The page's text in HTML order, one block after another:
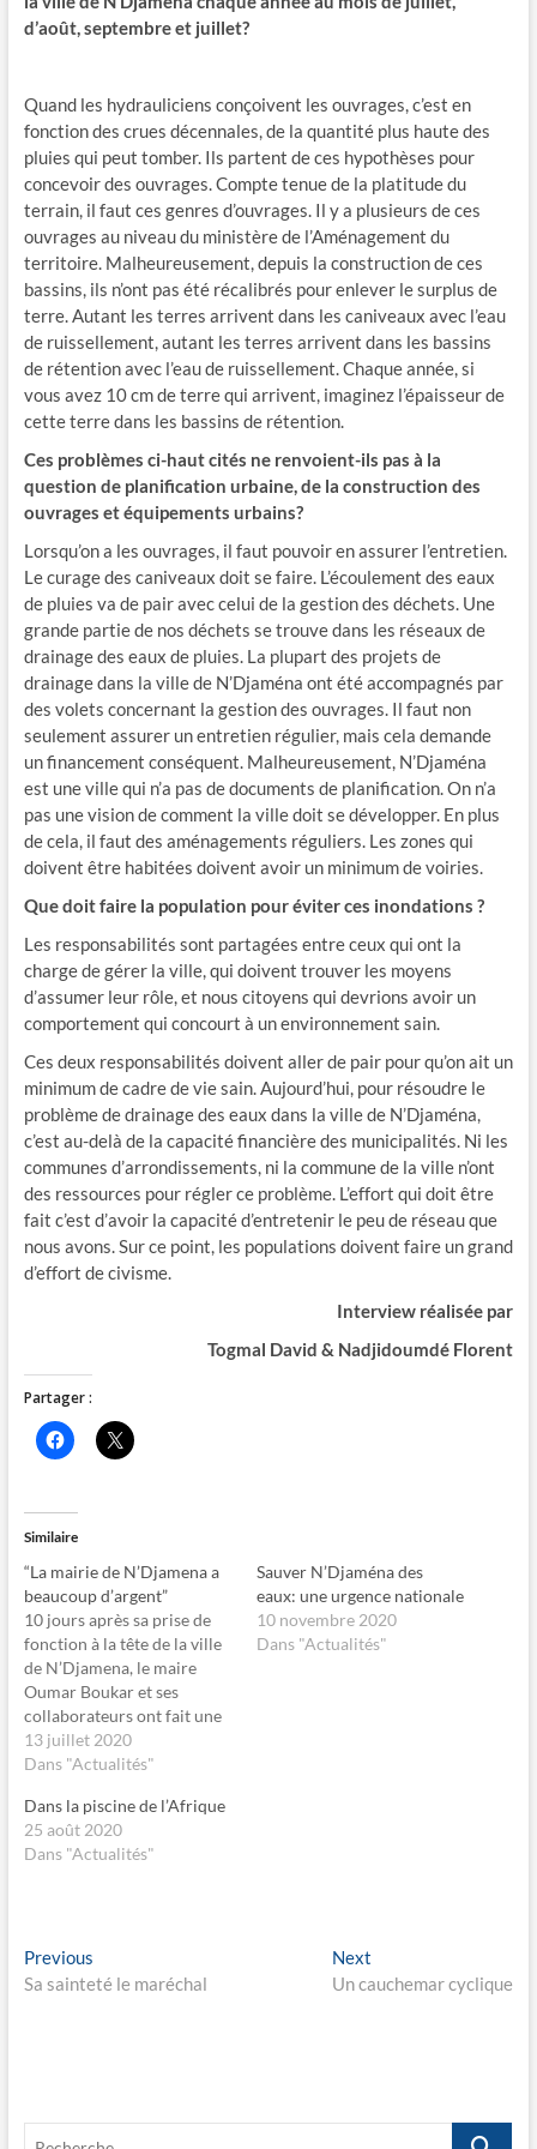
d’août, septembre et juillet?
Quand les hydrauliciens conçoivent les ouvrages, c’est en
fonction des crues décennales, de la quantité plus haute des
pluies qui peut tomber. Ils partent de ces hypothèses pour
concevoir des ouvrages. Compte tenue de la platitude du
terrain, il faut ces genres d’ouvrages. Il y a plusieurs de ces
ouvrages au niveau du ministère de l’Aménagement du
territoire. Malheureusement, depuis la construction de ces
bassins, ils n’ont pas été récalibrés pour enlever le surplus de
terre. Autant les terres arrivent dans les caniveaux avec l’eau
de ruissellement, autant les terres arrivent dans les bassins
de rétention avec l’eau de ruissellement. Chaque année, si
vous avez 10 cm de terre qui arrivent, imaginez l’épaisseur de
cette terre dans les bassins de rétention.
Ces problèmes ci-haut cités ne renvoient-ils pas à la
question de planification urbaine, de la construction des
ouvrages et équipements urbains?
Lorsqu’on a les ouvrages, il faut pouvoir en assurer l’entretien.
Le curage des caniveaux doit se faire. L’écoulement des eaux
de pluies va de pair avec celui de la gestion des déchets. Une
grande partie de nos déchets se trouve dans les réseaux de
drainage des eaux de pluies. La plupart des projets de
drainage dans la ville de N’Djaména ont été accompagnés par
des volets concernant la gestion des ouvrages. Il faut non
seulement assurer un entretien régulier, mais cela demande
un financement conséquent. Malheureusement, N’Djaména
est une ville qui n’a pas de documents de planification. On n’a
pas une vision de comment la ville doit se développer. En plus
de cela, il faut des aménagements réguliers. Les zones qui
doivent être habitées doivent avoir un minimum de voiries.
Que doit faire la population pour éviter ces inondations ?
Les responsabilités sont partagées entre ceux qui ont la
charge de gérer la ville, qui doivent trouver les moyens
d’assumer leur rôle, et nous citoyens qui devrions avoir un
comportement qui concourt à un environnement sain.
Ces deux responsabilités doivent aller de pair pour qu’on ait un
minimum de cadre de vie sain. Aujourd’hui, pour résoudre le
problème de drainage des eaux dans la ville de N’Djaména,
c’est au-delà de la capacité financière des municipalités. Ni les
communes d’arrondissements, ni la commune de la ville n’ont
des ressources pour régler ce problème. L’effort qui doit être
fait c’est d’avoir la capacité d’entretenir le peu de réseau que
nous avons. Sur ce point, les populations doivent faire un grand
d’effort de civisme.
Interview réalisée par
Togmal David & Nadjidoumdé Florent
Partager :
C
l
e
z
p
o
u
r
p
a
r
t
a
g
e
r
s
u
r
a
c
e
b
o
v
r
e
d
o
u
C
l
o
u
r
p
a
r
t
a
g
e
r
s
u
r
o
r
e
n
f
Similaire
“La mairie de N’Djamena a
beaucoup d’argent”
10 jours après sa prise de
fonction à la tête de la ville
de N’Djamena, le maire
Oumar Boukar et ses
collaborateurs ont fait une
descente dans les 3e,8e ,7e
et 10e arrondissement le
constater les tas d’ordure
qui jonchent les canaux et
les bassins de…
13 juillet 2020
Dans "Actualités"
Sauver N’Djaména des
eaux: une urgence nationale
10 novembre 2020
Dans "Actualités"
Dans la piscine de l’Afrique
25 août 2020
Dans "Actualités"
Navigation
de
PreviousPrevious
post:
Sa sainteté le maréchal
Next
post:
Un cauchemar cyclique
Recherche